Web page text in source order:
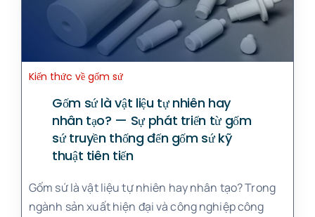
Kiến thức về gốm sứ
Gốm sứ là vật liệu tự nhiên hay
nhân tạo? — Sự phát triển từ gốm
sứ truyền thống đến gốm sứ kỹ
thuật tiên tiến
Gốm sứ là vật liệu tự nhiên hay nhân tạo? Trong
ngành sản xuất hiện đại và công nghiệp công